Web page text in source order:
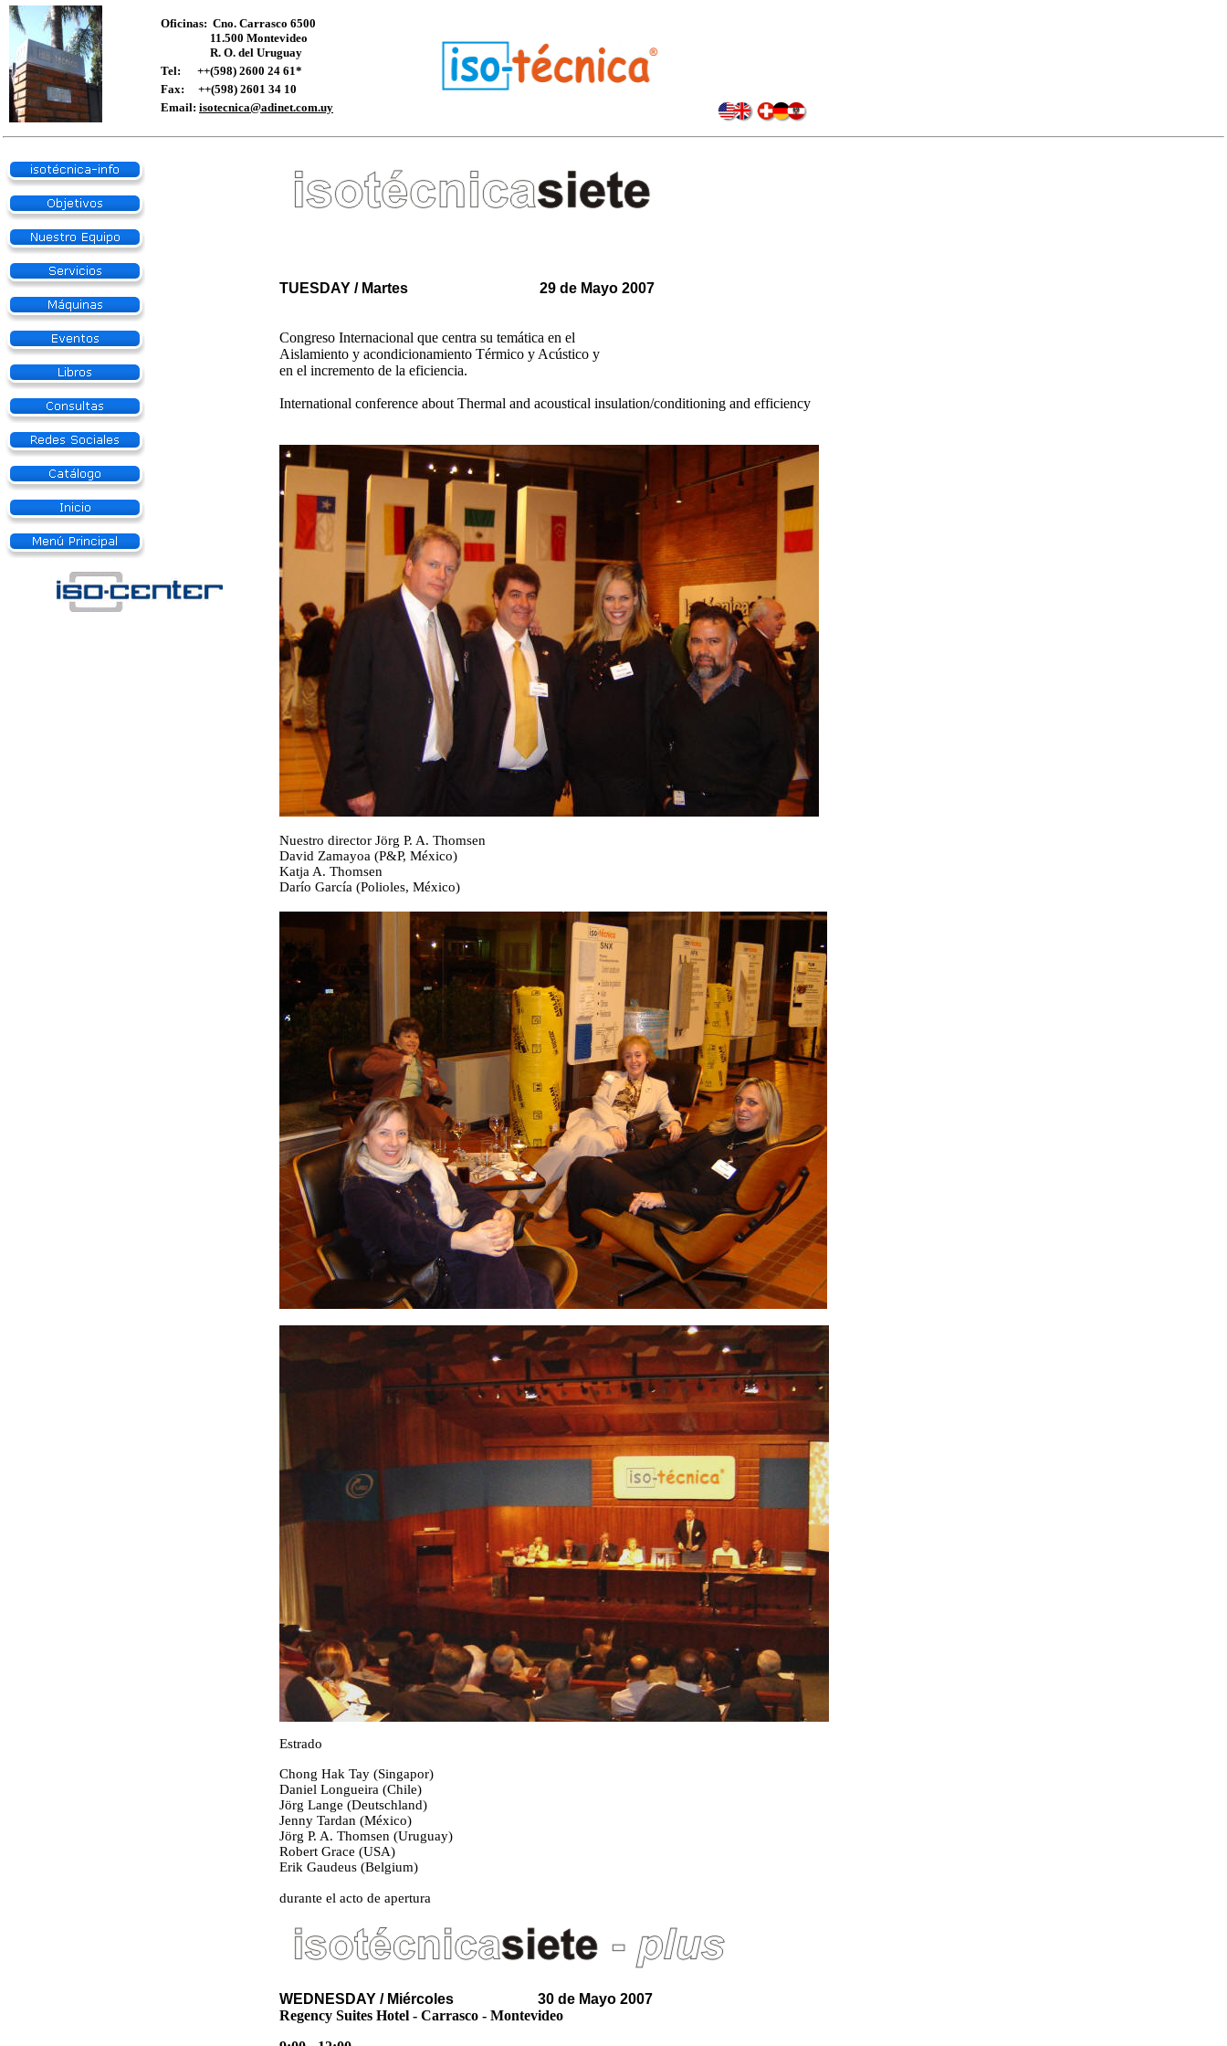
Oficinas: Cno. Carrasco 6500
11.500 Montevideo
R. O. del Uruguay
Tel: ++(598) 2600 24 61*
Fax:
++(598) 2601 34 10
Email: isotecnica@adinet.com.uy
TUESDAY / Martes 29 de Mayo 2007
Congreso Internacional que centra su temática en el
Aislamiento y acondicionamiento Térmico y Acústico y
en el incremento de la eficiencia.
International conference about Thermal and acoustical insulation/conditioning and efficiency
Nuestro director Jörg P. A. Thomsen
David Zamayoa (P&P, México)
Katja A. Thomsen
Darío García (Polioles, México)
Estrado
Chong Hak Tay (Singapor)
Daniel Longueira (Chile)
Jörg Lange (Deutschland)
Jenny Tardan (México)
Jörg P. A. Thomsen (Uruguay)
Robert Grace (USA)
Erik Gaudeus (Belgium)
durante el acto de apertura
WEDNESDAY / Miércoles 30 de Mayo 2007
Regency Suites Hotel - Carrasco - Montevideo